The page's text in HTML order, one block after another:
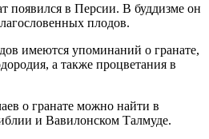
появился в Персии. В буддизме он
плодов.
имеются упоминаний о гранате,
а также процветания в
о гранате можно найти в
и Вавилонском Талмуде.